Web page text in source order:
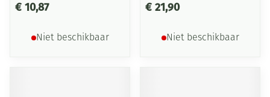
€ 10,87
Niet beschikbaar
€ 21,90
Niet beschikbaar